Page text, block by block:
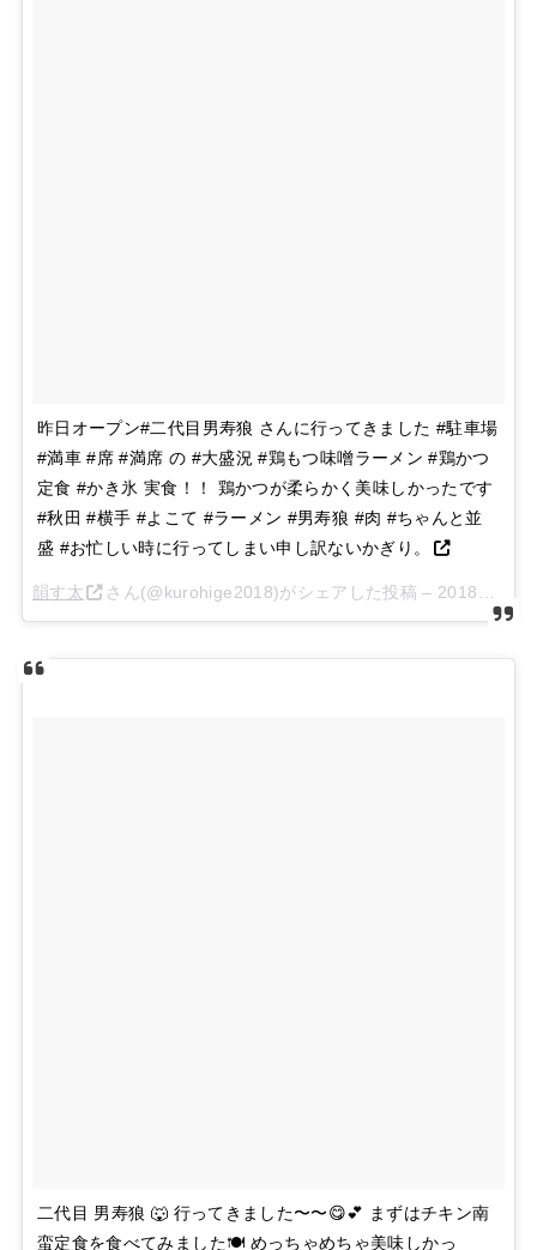
昨日オープン#二代目男寿狼 さんに行ってきました #駐車場
#満車 #席 #満席 の #大盛況 #鶏もつ味噌ラーメン #鶏かつ
定食 #かき氷 実食！！ 鶏かつが柔らかく美味しかったです
#秋田 #横手 #よこて #ラーメン #男寿狼 #肉 #ちゃんと並
盛 #お忙しい時に行ってしまい申し訳ないかぎり。
韻す太 さん(@kurohige2018)がシェアした投稿 – 2018年 7月月25日午前12時22分PDT
二代目 男寿狼 🐺 行ってきました〜〜😋💕 まずはチキン南
蛮定食を食べてみました🍽 めっちゃめちゃ美味しかっ